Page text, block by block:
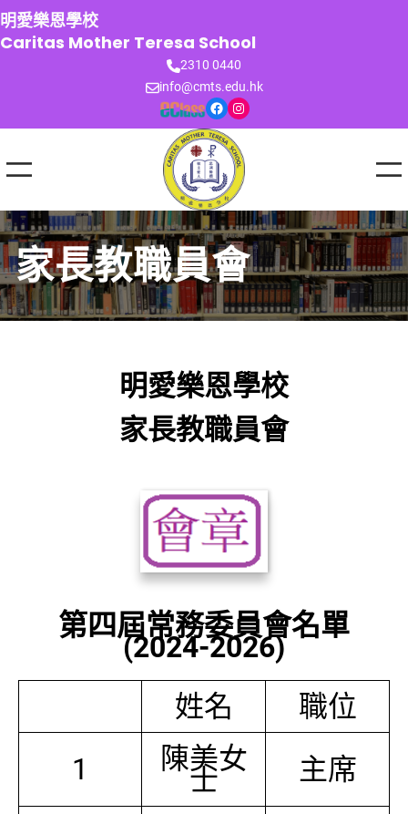
跳
至
主
明愛樂恩學校
Caritas Mother Teresa School
2310 0440
info@cmts.edu.hk
Facebook Instagram
家長教職員會
明愛樂恩學校
家長教職員會
第四屆常務委員會名單
(2024-2026)
姓名
職位
1
陳美女
士 主席